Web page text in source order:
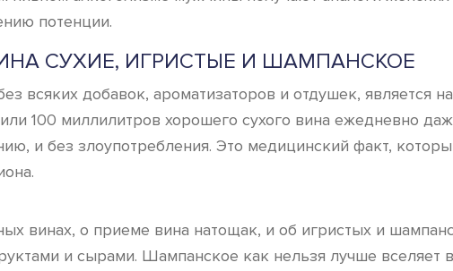
потенции.
СУХИЕ, ИГРИСТЫЕ И ШАМПАНСКОЕ
всяких добавок, ароматизаторов и отдушек,
100 миллилитров хорошего сухого вина ежедневно
и без злоупотребления. Это медицинский факт,
винах, о приеме вина натощак, и об игристых и
и сырами. Шампанское как нельзя лучше вселяет в